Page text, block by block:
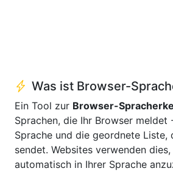
Was ist Browser-
Ein Tool zur Browser-
Sprachen, die Ihr Browser
Sprache und die geordnete Liste,
sendet. Websites verwenden
automatisch in Ihrer Sprache